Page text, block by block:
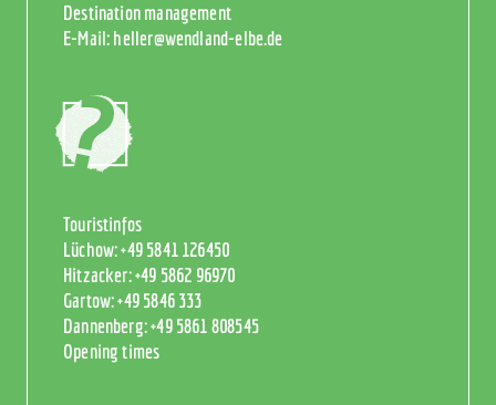
Destination management
E-Mail:heller@wendland-elbe.de
Touristinfos
Lüchow:+49 5841 126450
Hitzacker:+49 5862 96970
Gartow:+49 5846 333
Dannenberg:+49 5861 808545
Opening times